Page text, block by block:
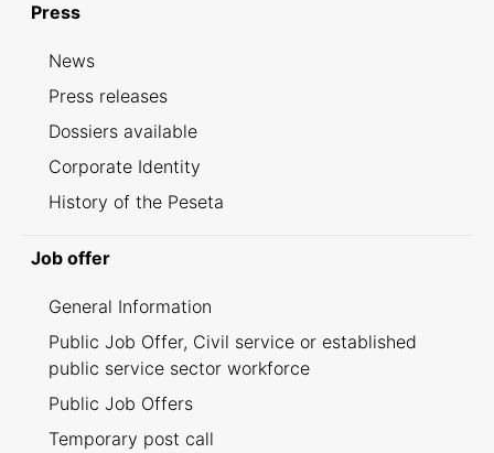
Press
News
Press releases
Dossiers available
Corporate Identity
History of the Peseta
Job offer
General Information
Public Job Offer, Civil service or established
public service sector workforce
Public Job Offers
Temporary post call